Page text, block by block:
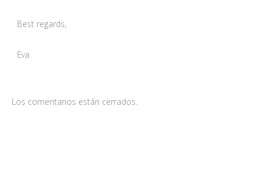
Best regards,
Eva
Los comentarios están cerrados.